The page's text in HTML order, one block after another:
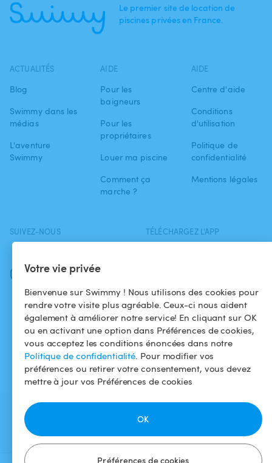
Votre vie privée
Bienvenue sur Swimmy ! Nous utilisons des cookies pour
rendre votre visite plus agréable. Ceux-ci nous aident
également à améliorer notre service! En cliquant sur OK
ou en activant une option dans Préférences de cookies,
vous acceptez les conditions énoncées dans notre
Politique de confidentialité. Pour modifier vos
préférences ou retirer votre consentement, vous devez
mettre à jour vos Préférences de cookies
Préférences de cookies
OK
Le premier site de location de
piscines privées en France.
ACTUALITÉS
Blog
Swimmy dans les
médias
L'aventure
Swimmy
AIDE
Pour les
baigneurs
Pour les
propriétaires
Louer ma piscine
Comment ça
marche ?
AIDE
Centre d'aide
Conditions
d'utilisation
Politique de
confidentialité
Mentions légales
SUIVEZ-NOUS
Instagram
TÉLÉCHARGEZ L'APP